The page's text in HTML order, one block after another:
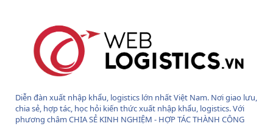
Diễn đàn xuất nhập khẩu, logistics lớn nhất Việt Nam. Nơi giao lưu,
chia sẻ, hợp tác, học hỏi kiến thức xuất nhập khẩu, logistics. Với
phương châm CHIA SẺ KINH NGHIỆM - HỢP TÁC THÀNH CÔNG